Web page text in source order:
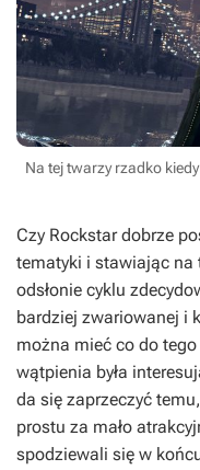
Na tej twarzy rzadko
Czy Rockstar dobrze
tematyki i stawiając na
odsłonie cyklu
bardziej zwariowanej i
można mieć co do
wątpienia była
da się zaprzeczyć
prostu za mało
spodziewali się w